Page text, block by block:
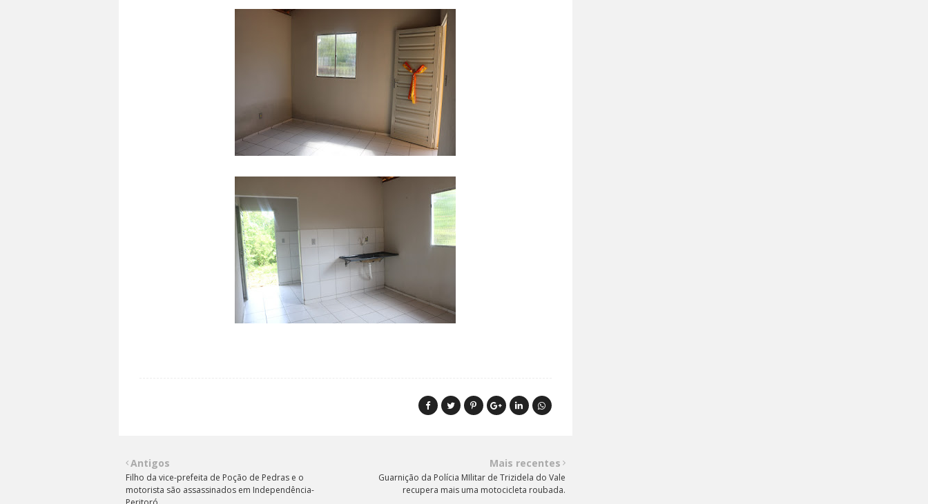
Mais recentes
Guarnição da Polícia MIlitar de Trizidela do Vale
recupera mais uma motocicleta roubada.
Antigos
Filho da vice-prefeita de Poção de Pedras e o
motorista são assassinados em Independência-